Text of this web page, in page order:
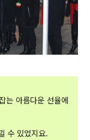
는 아름다운 선율에
수 있었지요.